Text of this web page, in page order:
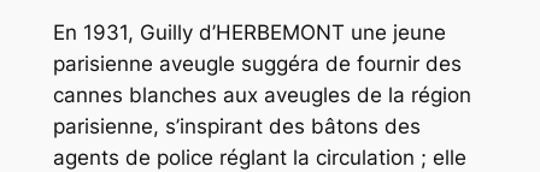
En 1931, Guilly d’HERBEMONT une jeune
parisienne aveugle suggéra de fournir des
cannes blanches aux aveugles de la région
parisienne, s’inspirant des bâtons des
agents de police réglant la circulation ; elle